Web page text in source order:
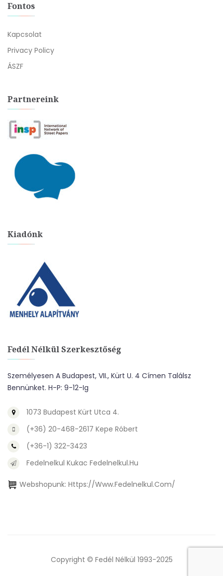
Fontos
Kapcsolat
Privacy Policy
ÁSZF
Partnereink
Kiadónk
Fedél Nélkül Szerkesztőség
Személyesen A Budapest, VII., Kürt U. 4 Címen Találsz
Bennünket. H-P: 9-12-Ig
1073 Budapest Kürt Utca 4.
(+36) 20-468-2617 Kepe Róbert
(+36-1) 322-3423
Fedelnelkul Kukac Fedelnelkul.hu
Webshopunk: Https://www.fedelnelkul.com/
Copyright © Fedél Nélkül 1993-2025